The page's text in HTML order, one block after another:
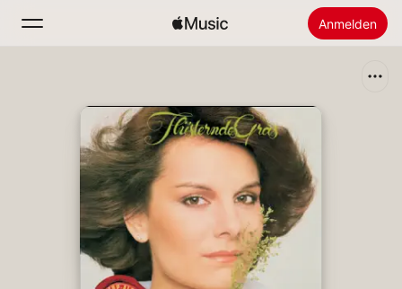
Anmelden
Startseite
Apple Music installieren